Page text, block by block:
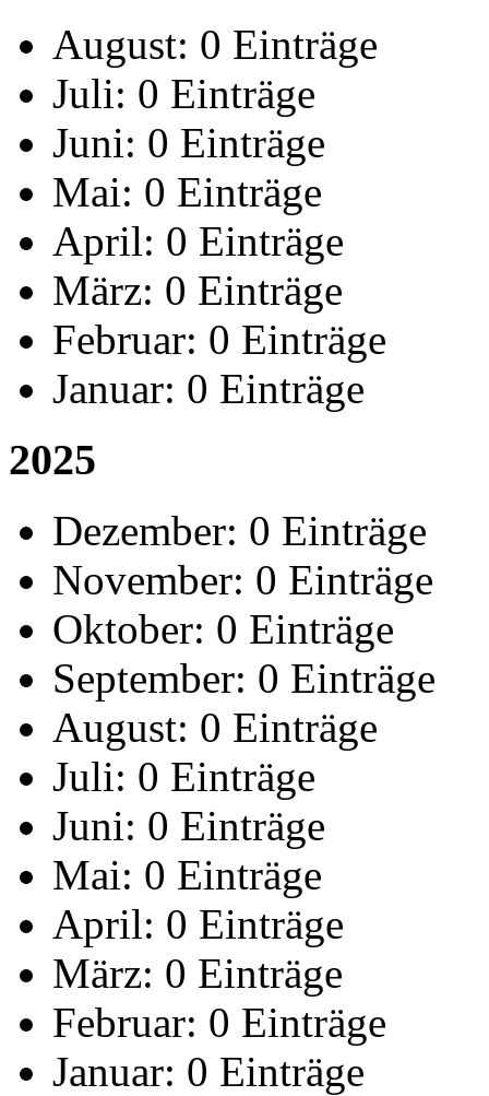
August: 0 Einträge
Juli: 0 Einträge
Juni: 0 Einträge
Mai: 0 Einträge
April: 0 Einträge
März: 0 Einträge
Februar: 0 Einträge
Januar: 0 Einträge
2025
Dezember: 0 Einträge
November: 0 Einträge
Oktober: 0 Einträge
September: 0 Einträge
August: 0 Einträge
Juli: 0 Einträge
Juni: 0 Einträge
Mai: 0 Einträge
April: 0 Einträge
März: 0 Einträge
Februar: 0 Einträge
Januar: 0 Einträge